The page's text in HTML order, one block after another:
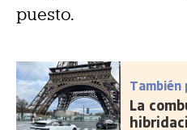
puesto.
También
La